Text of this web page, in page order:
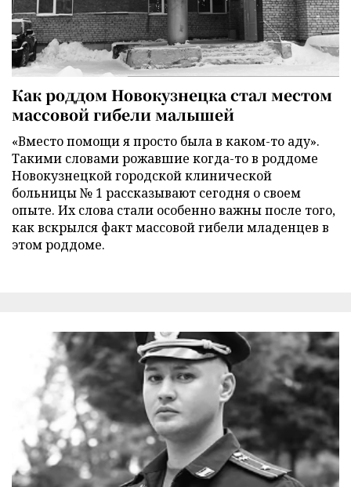
Как роддом Новокузнецка стал местом
массовой гибели малышей
«Вместо помощи я просто была в каком-то аду».
Такими словами рожавшие когда-то в роддоме
Новокузнецкой городской клинической
больницы № 1 рассказывают сегодня о своем
опыте. Их слова стали особенно важны после того,
как вскрылся факт массовой гибели младенцев в
этом роддоме.